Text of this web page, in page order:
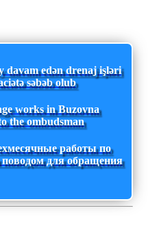
davam edən drenaj işləri
səbəb olub
works in Buzovna
the ombudsman
работы по
поводом для обращения